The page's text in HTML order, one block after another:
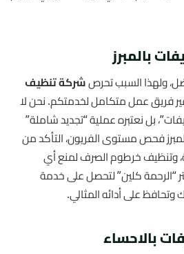
بالمبرز
ولهذا السبب تحرصشركة تنظيف
فريق عمل متكامل لخدمتكم. نحن لا
بل نعتبره عملية “تجديد شاملة”
فحص مستوى الفريون، التأكد من
وتنظيف خرطوم الصرف لمنع أي
“الرحمة كلين” لتحصل على خدمة
على أدائه المثالي.
بالاحساء